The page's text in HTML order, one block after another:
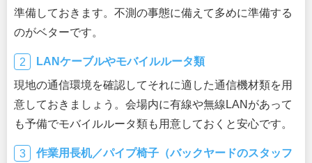
準備しておきます。不測の事態に備えて多めに準備する
のがベターです。
LANケーブルやモバイルルータ類
現地の通信環境を確認してそれに適した通信機材類を用
意しておきましょう。会場内に有線や無線LANがあって
も予備でモバイルルータ類も用意しておくと安心です。
作業用長机／パイプ椅子（バックヤードのスタッフ